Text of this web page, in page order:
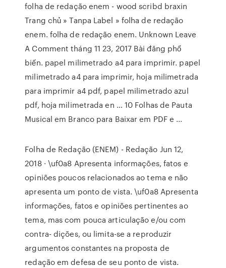
folha de redação enem - wood scribd braxin
Trang chủ » Tanpa Label » folha de redação
enem. folha de redação enem. Unknown Leave
A Comment tháng 11 23, 2017 Bài đăng phổ
biến. papel milimetrado a4 para imprimir. papel
milimetrado a4 para imprimir, hoja milimetrada
para imprimir a4 pdf, papel milimetrado azul
pdf, hoja milimetrada en … 10 Folhas de Pauta
Musical em Branco para Baixar em PDF e ...
Folha de Redação (ENEM) - Redação Jun 12,
2018 · \uf0a8 Apresenta informações, fatos e
opiniões poucos relacionados ao tema e não
apresenta um ponto de vista. \uf0a8 Apresenta
informações, fatos e opiniões pertinentes ao
tema, mas com pouca articulação e/ou com
contra- dições, ou limita-se a reproduzir
argumentos constantes na proposta de
redação em defesa de seu ponto de vista.